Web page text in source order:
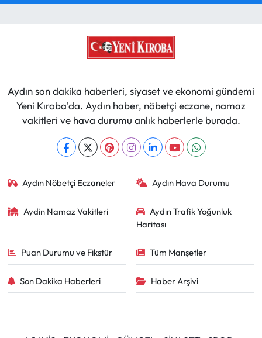
Aydın son dakika haberleri, siyaset ve ekonomi gündemi
Yeni Kıroba'da. Aydın haber, nöbetçi eczane, namaz
vakitleri ve hava durumu anlık haberlerle burada.
Aydın Nöbetçi Eczaneler Aydın Hava Durumu
Aydin Namaz Vakitleri
Aydın Trafik Yoğunluk
Haritası
Puan Durumu ve Fikstür Tüm Manşetler
Son Dakika Haberleri Haber Arşivi